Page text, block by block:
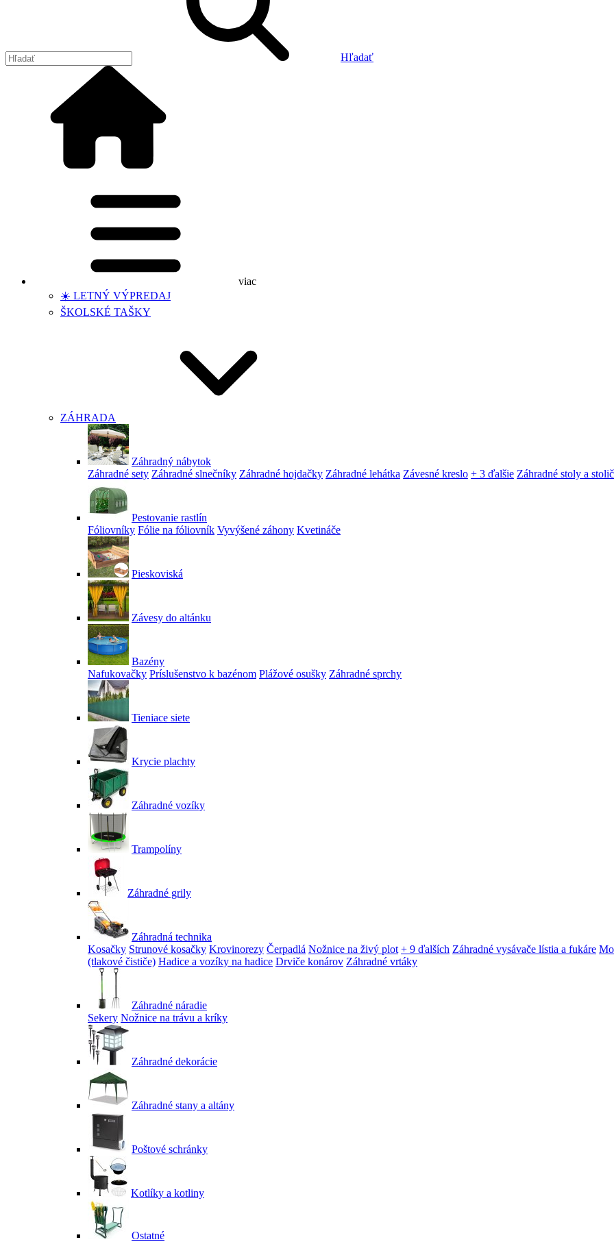
Hľadať
viac
☀️ LETNÝ VÝPREDAJ
ŠKOLSKÉ TAŠKY
ZÁHRADA
Záhradný nábytok
Záhradné sety Záhradné slnečníky Záhradné hojdačky Záhradné lehátka Závesné kreslo + 3 ďalšie Záhradné stoly a
Pestovanie rastlín
Fóliovníky Fólie na fóliovník Vyvýšené záhony Kvetináče
Pieskoviská
Závesy do altánku
Bazény
Nafukovačky Príslušenstvo k bazénom Plážové osušky Záhradné sprchy
Tieniace siete
Krycie plachty
Záhradné vozíky
Trampolíny
Záhradné grily
Záhradná technika
Kosačky Strunové kosačky Krovinorezy Čerpadlá Nožnice na živý plot + 9 ďalších Záhradné vysávače lístia a fukáre
(tlakové čističe) Hadice a vozíky na hadice Drviče konárov Záhradné vrtáky
Záhradné náradie
Sekery Nožnice na trávu a kríky
Záhradné dekorácie
Záhradné stany a altány
Poštové schránky
Kotlíky a kotliny
Ostatné